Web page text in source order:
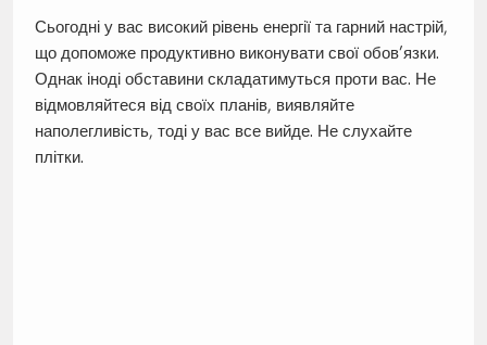
Сьогодні у вас високий рівень енергії та гарний настрій,
що допоможе продуктивно виконувати свої обов’язки.
Однак іноді обставини складатимуться проти вас. Не
відмовляйтеся від своїх планів, виявляйте
наполегливість, тоді у вас все вийде. Не слухайте
плітки.